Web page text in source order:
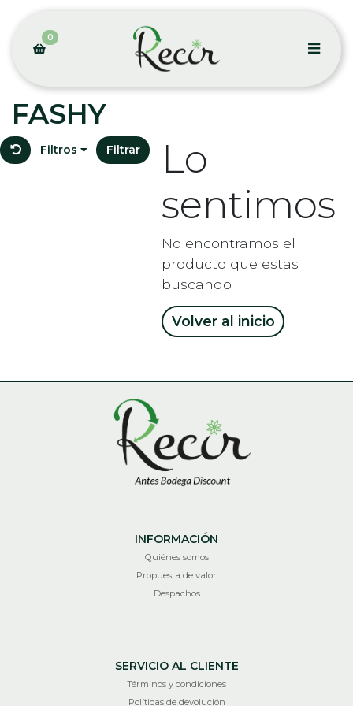
0
FASHY
Filtros Filtrar
Lo
sentimos
No encontramos el
producto que estas
buscando
Volver al inicio
INFORMACIÓN
Quiénes somos
Propuesta de valor
Despachos
SERVICIO AL CLIENTE
Términos y condiciones
Políticas de devolución